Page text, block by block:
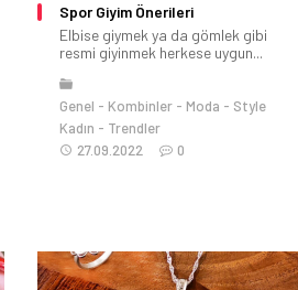
Spor Giyim Önerileri
Elbise giymek ya da gömlek gibi
resmi giyinmek herkese uygun...
Genel Kombinler Moda
Style
Kadın
Trendler
27.09.2022
0